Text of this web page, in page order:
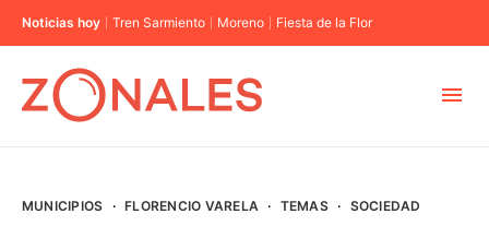
Noticias hoy Tren Sarmiento Moreno Fiesta de la Flor
MUNICIPIOS · FLORENCIO VARELA · TEMAS · SOCIEDAD